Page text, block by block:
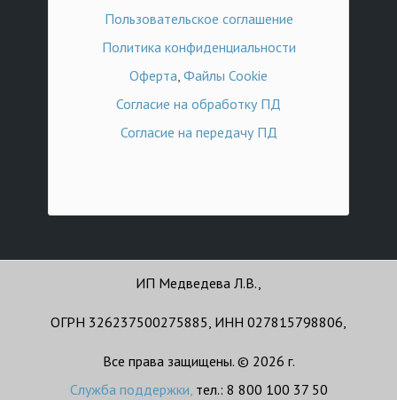
Пользовательское соглашение
Политика конфиденциальности
Оферта, Файлы Cookie
Согласие на обработку ПД
Согласие на передачу ПД
ИП Медведева Л.В.,
ОГРН 326237500275885, ИНН 027815798806,
Все права защищены. © 2026 г.
Служба поддержки, тел.: 8 800 100 37 50